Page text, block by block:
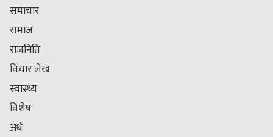
समाचार
समाज
राजनिति
विचार लेख
स्वास्थ्य
विशेष
अर्थ